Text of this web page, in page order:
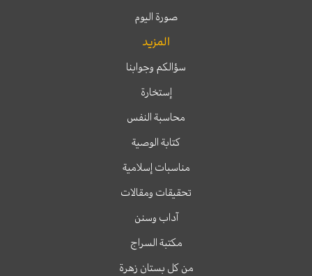
صورة اليوم
المزيد
سؤالكم وجوابنا
إستخارة
محاسبة النفس
كتابة الوصية
مناسبات إسلامية
تحقيقات ومقالات
آداب وسنن
مكتبة السراج
من كل بستان زهرة